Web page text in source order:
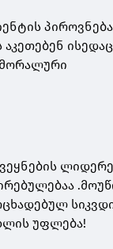
ისედაც
მორალური
უფლება!